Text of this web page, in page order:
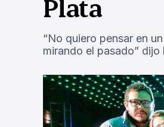
Plata
“No quiero pensar en
mirando el pasado”